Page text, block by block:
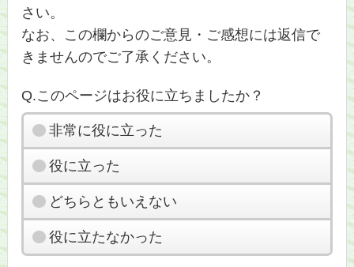
さい。
なお、この欄からのご意見・ご感想には返信で
きませんのでご了承ください。
Q.このページはお役に立ちましたか？
非常に役に立った
役に立った
どちらともいえない
役に立たなかった